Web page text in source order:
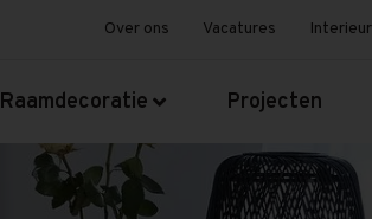
Over ons Vacatures
Raamdecoratie Projecten